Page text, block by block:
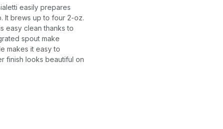
easily prepares
It brews up to four 2-oz.
easy clean thanks to
spout make
makes it easy to
finish looks beautiful on